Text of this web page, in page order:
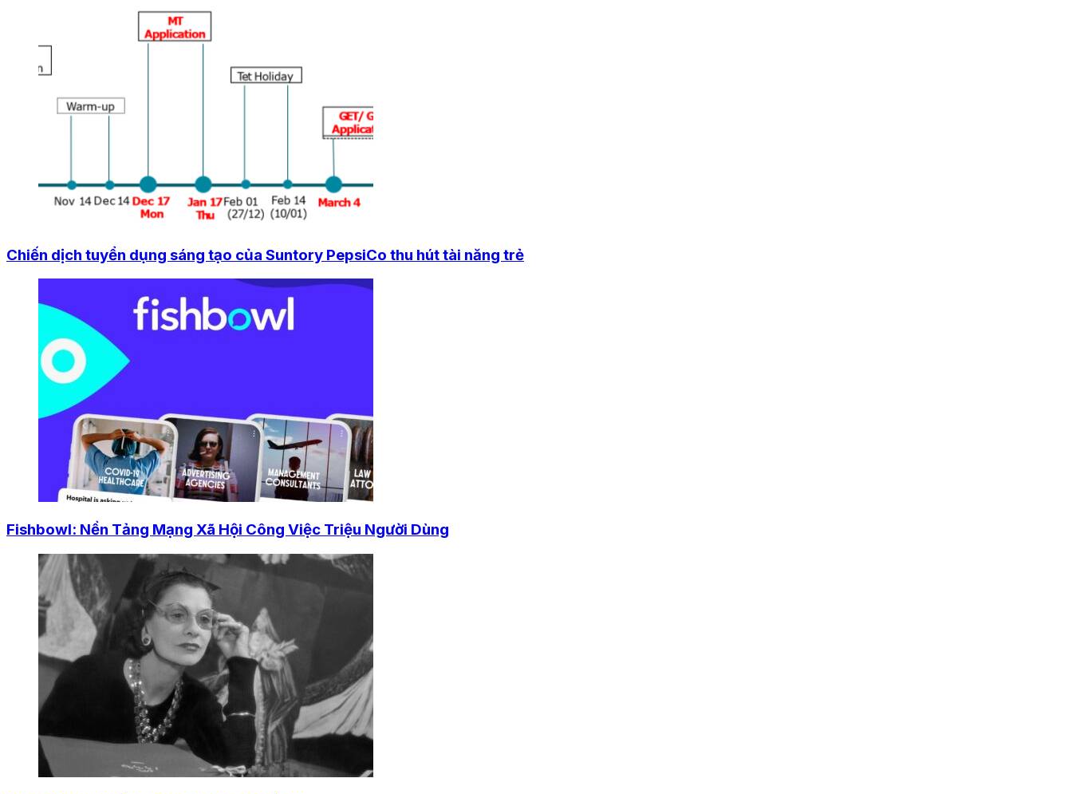
Chiến dịch tuyển dụng sáng tạo của Suntory PepsiCo thu hút tài năng trẻ
Fishbowl: Nền Tảng Mạng Xã Hội Công Việc Triệu Người Dùng